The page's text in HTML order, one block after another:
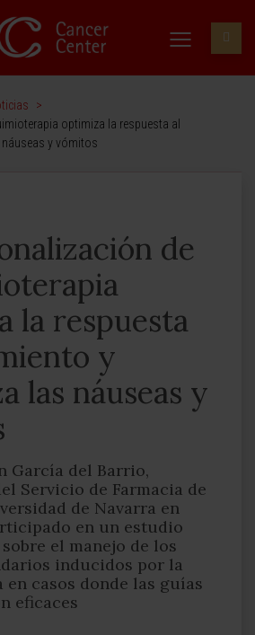
>
optimiza la respuesta al
y vómitos
de
la respuesta
y
las náuseas y
García del Barrio,
Servicio de Farmacia de
de Navarra en
en un estudio
el manejo de los
inducidos por la
casos donde las guías
eficaces